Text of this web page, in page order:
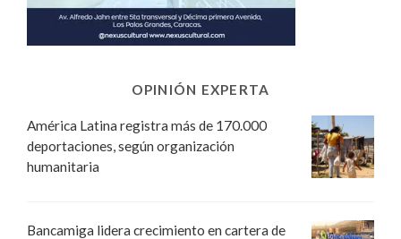
OPINIÓN EXPERTA
América Latina registra más de 170.000
deportaciones, según organización
humanitaria
Bancamiga lidera crecimiento en cartera de